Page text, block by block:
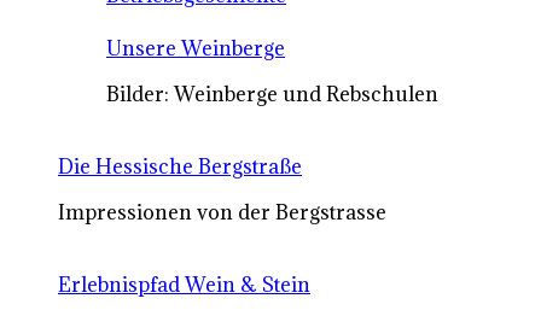
Unsere Weinberge
Bilder: Weinberge und Rebschulen
Die Hessische Bergstraße
Impressionen von der Bergstrasse
Erlebnispfad Wein & Stein